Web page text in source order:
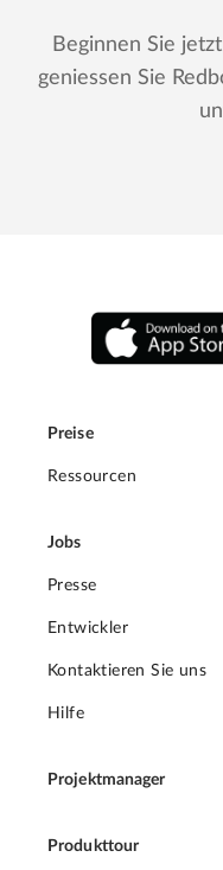
Beginnen Sie
geniessen Sie
Preise
Ressourcen
Jobs
Presse
Entwickler
Kontaktieren Sie uns
Hilfe
Projektmanager
Produkttour